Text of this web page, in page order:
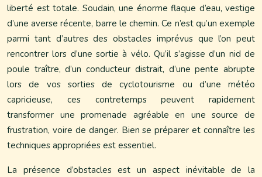
liberté est totale. Soudain, une énorme flaque d’eau, vestige
d’une averse récente, barre le chemin. Ce n’est qu’un exemple
parmi tant d’autres des obstacles imprévus que l’on peut
rencontrer lors d’une sortie à vélo. Qu’il s’agisse d’un nid de
poule traître, d’un conducteur distrait, d’une pente abrupte
lors de vos sorties de cyclotourisme ou d’une météo
capricieuse, ces contretemps peuvent rapidement
transformer une promenade agréable en une source de
frustration, voire de danger. Bien se préparer et connaître les
techniques appropriées est essentiel.
La présence d’obstacles est un aspect inévitable de la